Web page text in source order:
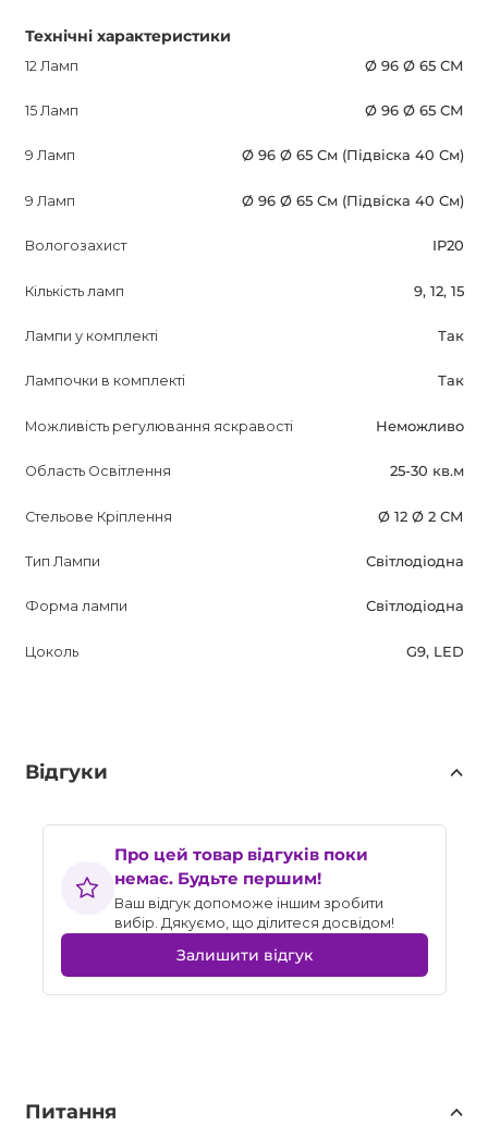
Технічні характеристики
12 Ламп Ø 96 Ø 65 СМ
15 Ламп Ø 96 Ø 65 СМ
9 Ламп Ø 96 Ø 65 См (Підвіска 40 См)
9 Ламп Ø 96 Ø 65 См (Підвіска 40 См)
Вологозахист IP20
Кількість ламп 9, 12, 15
Лампи у комплекті Так
Лампочки в комплекті Так
Можливість регулювання яскравості Неможливо
Область Освітлення 25-30 кв.м
Стельове Кріплення Ø 12 Ø 2 СМ
Тип Лампи Світлодіодна
Форма лампи Світлодіодна
Цоколь G9, LED
Відгуки
Про цей товар відгуків поки
немає. Будьте першим!
Ваш відгук допоможе іншим зробити
вибір. Дякуємо, що ділитеся досвідом!
Залишити відгук
Питання